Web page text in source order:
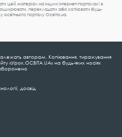
цей матеріал на інших інтернет-порталах і в
перекладати або копіювати будь-
порталу Освіта.ua.
авторам. Копіювання, тиражування
«Урок.ОСВІТА.UA» на будь-яких носіях
досвід